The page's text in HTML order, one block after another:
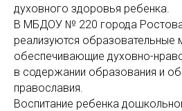
духовного здоровья ребенка.
В МБДОУ № 220 города
реализуются образовательные
обеспечивающие духовно-
в содержании образования и
православия.
Воспитание ребенка